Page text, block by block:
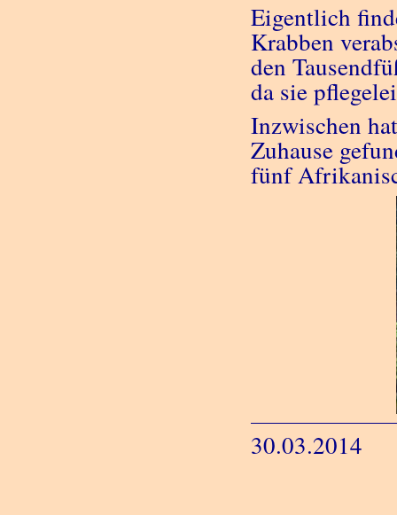
Eigentlich
Krabben
den
da sie
Inzwischen
Zuhause
fünf
30.03.2014